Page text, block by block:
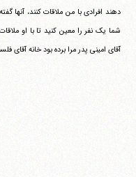
دهند افرادی با من ملاقات کنند، آنها
شما یک نفر را معین کنید تا با او
آقای امینی پدر مرا برده بود خانه آقای